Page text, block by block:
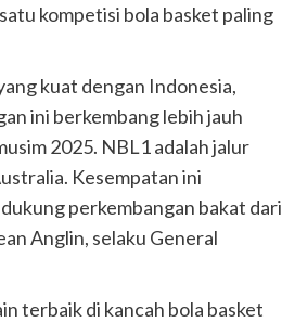
kompetisi bola basket paling
kuat dengan Indonesia,
ini berkembang lebih jauh
2025. NBL1 adalah jalur
Kesempatan ini
perkembangan bakat dari
Anglin, selaku General
terbaik di kancah bola basket